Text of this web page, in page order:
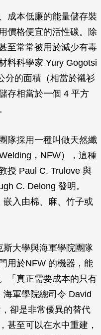
成本低廉的能量儲存裝
價格便宜的活性碳。除
至常常被用於減少有毒
料科學家 Yury Gogotsi
分的面積（相當於襯衫
存相當於一個 4 平方
隊採用一種叫做天然纖
，NFW），這種
授 Paul C. Trulove 與
C. Delong 發明。
入由棉、麻、竹子或
大學與海軍學院團隊
用於NFW 的機器，能
「真正需要成本的只有
軍學院總司令 David
卻是非常優異的替代
甚至可以在水中重建，